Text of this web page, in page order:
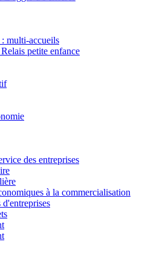
multi-accueils
petite enfance
des entreprises
à la commercialisation
d'entreprises